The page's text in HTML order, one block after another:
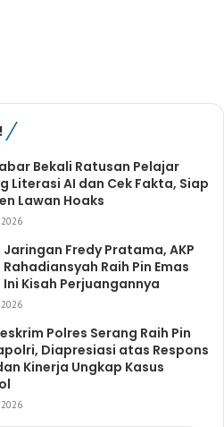
Bekali Ratusan Pelajar
Literasi AI dan Cek Fakta, Siap
Lawan Hoaks
Jaringan Fredy Pratama, AKP
Raih Pin Emas
Kisah Perjuangannya
Polres Serang Raih Pin
Diapresiasi atas Respons
Kinerja Ungkap Kasus